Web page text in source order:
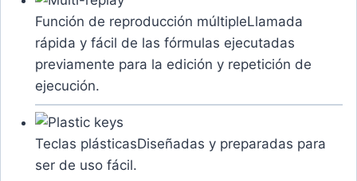
Función de reproducción múltipleLlamada
rápida y fácil de las fórmulas ejecutadas
previamente para la edición y repetición de
ejecución.
Teclas plásticasDiseñadas y preparadas para
ser de uso fácil.